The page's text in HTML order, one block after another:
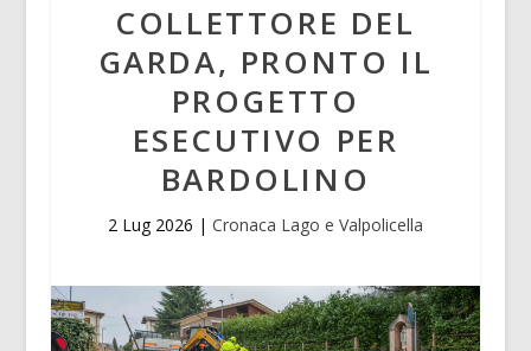
COLLETTORE DEL
GARDA, PRONTO IL
PROGETTO
ESECUTIVO PER
BARDOLINO
2 Lug 2026 | Cronaca Lago e Valpolicella